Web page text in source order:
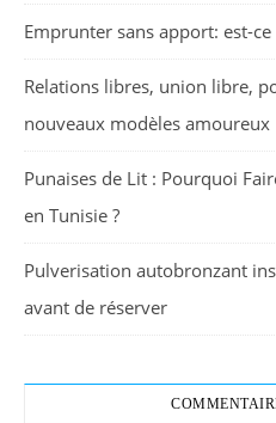
Emprunter sans apport: est-
Relations libres, union libre,
nouveaux modèles amoureux
Punaises de Lit : Pourquoi
en Tunisie ?
Pulverisation autobronzant
avant de réserver